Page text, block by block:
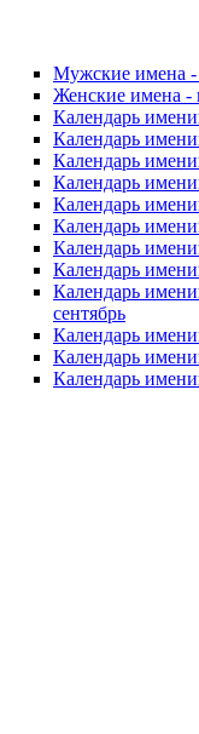
Мужские имена
Женские имена
Календарь
Календарь
Календарь
Календарь
Календарь
Календарь
Календарь
Календарь
Календарь
сентябрь
Календарь
Календарь
Календарь